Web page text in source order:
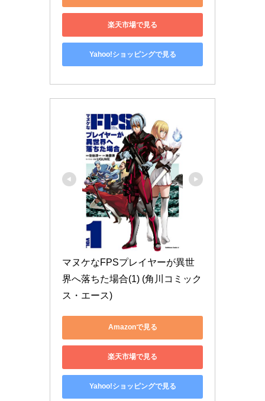
楽天市場で見る
Yahoo!ショッピングで見る
マヌケなFPSプレイヤーが異世
界へ落ちた場合(1) (角川コミック
ス・エース)
Amazonで見る
楽天市場で見る
Yahoo!ショッピングで見る